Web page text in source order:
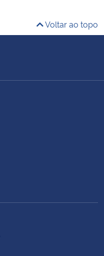
Voltar ao topo